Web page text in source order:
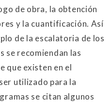
de obra, la obtención
y la cuantificación. Así
de la escalatoria de los
se recomiendan las
que existen en el
utilizado para la
se citan algunos